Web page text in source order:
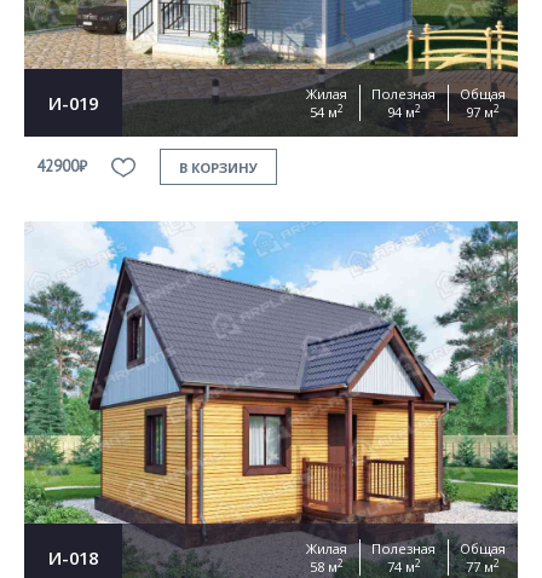
И-019
Жилая
54 м2
Полезная
94 м2
Общая
97 м2
42900₽ В КОРЗИНУ
И-018
Жилая
58 м2
Полезная
74 м2
Общая
77 м2